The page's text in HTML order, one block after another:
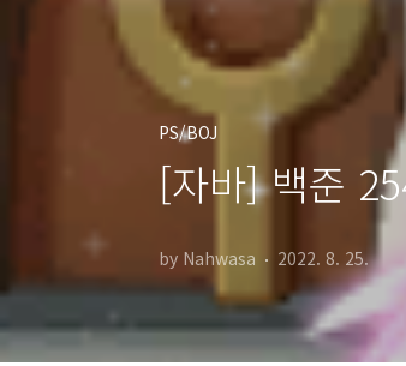
PS/BOJ
[자바] 백준
by Nahwasa 2022. 8. 25.